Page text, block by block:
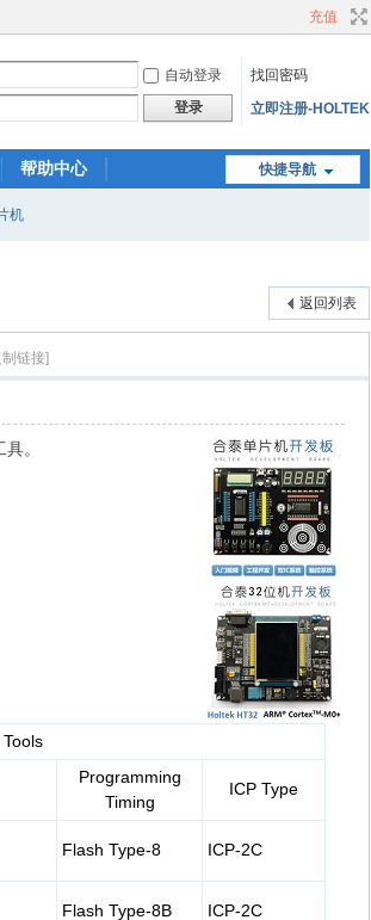
充值
自动登录
找回密码
登录 立即注册-HOLTEK
快捷导航
帮助中心
机
返回列表
制链接]
。
Programming
Timing
ICP Type
Flash Type-8 ICP-2C
Flash Type-8B ICP-2C